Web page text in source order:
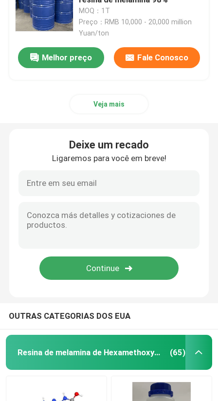
Resina de melamina de Hexamethoxymethyl
Resina misturada do formaldeído da melamina
Melamina de Trimethylol
resina de formaldeído de ureia da melamina
Crosslinker da melamina
Amino Crosslinker
resina de melamina formaldeído
Amino resina
MOQ：1T
Preço：RMB 10,000 - 20,000 million
Yuan/ton
Melhor preço Fale Conosco
Veja mais
Deixe um recado
Ligaremos para você em breve!
OUTRAS CATEGORIAS DOS EUA
Resina de melamina de Hexamethoxymethyl (65)